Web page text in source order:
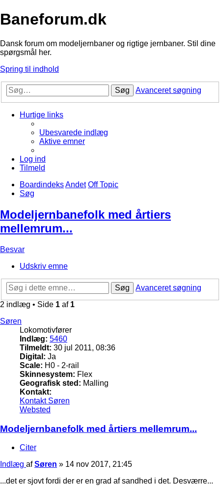
Baneforum.dk
Dansk forum om modeljernbaner og rigtige jernbaner. Stil dine
spørgsmål her.
Spring til indhold
Søg Avanceret søgning
Hurtige links
Ubesvarede indlæg
Aktive emner
Log ind
Tilmeld
BoardindeksAndet Off Topic
Søg
Modeljernbanefolk med årtiers
mellemrum...
Besvar
Udskriv emne
Søg
Avanceret søgning
2 indlæg • Side 1 af 1
Søren
Lokomotivfører
Indlæg: 5460
Tilmeldt: 30 jul 2011, 08:36
Digital: Ja
Scale: H0 - 2-rail
Skinnesystem: Flex
Geografisk sted: Malling
Kontakt:
Kontakt Søren
Websted
Modeljernbanefolk med årtiers mellemrum...
Citer
Indlæg afSøren » 14 nov 2017, 21:45
...det er sjovt fordi der er en grad af sandhed i det. Desværre...